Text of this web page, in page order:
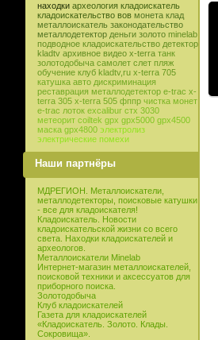
находки археология кладоискатель
кладоискательство вов монета клад
металлоискатель законодательство
металлодетектор деньги золото minelab
подводное кладоискательство детектор
kladtv архивное видео x-terra танк
золотодобыча самолет слет пляж
обучение клуб kladtv,ru x-terra 705
катушка авто дискриминация
реставрация металлодетектор e-trac x-
terra 305 x-terra 505 фппр чистка монет
e-trac лоток excalibur стх 3030
метеорит coiltek gpx gpx5000 gpx4500
маска gpx4800 электролиз
электрические помехи
Наши партнёры
МДРЕГИОН. Металлоискатели,
металлодетекторы, поисковые катушки
- все для кладоискателя!
Кладоискатель. Новости
кладоискательской жизни со всего
света. Находки кладоискателей и
археологов.
Металлоискатели Minelab
Интернет-магазин металлоискателей,
поисковой техники и аксессуатов для
приборного поиска.
Золотодобыча
Клуб кладоискателей
Газета для кладоискателей
«Кладоискатель. Золото. Клады.
Сокровища».